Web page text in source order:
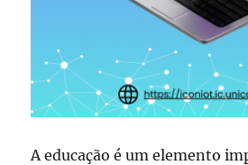
A educação é um elemento